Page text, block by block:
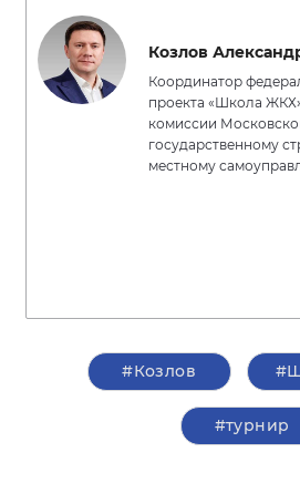
Козлов
Координатор
проекта «Школа
комиссии
государственному
местному
#Козлов
#турнир